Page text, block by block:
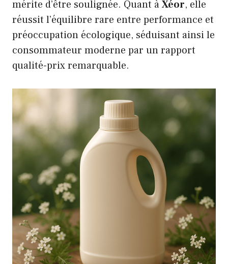
mérite d’être soulignée. Quant àXéor, elle
réussit l’équilibre rare entre performance et
préoccupation écologique, séduisant ainsi le
consommateur moderne par un rapport
qualité-prix remarquable.